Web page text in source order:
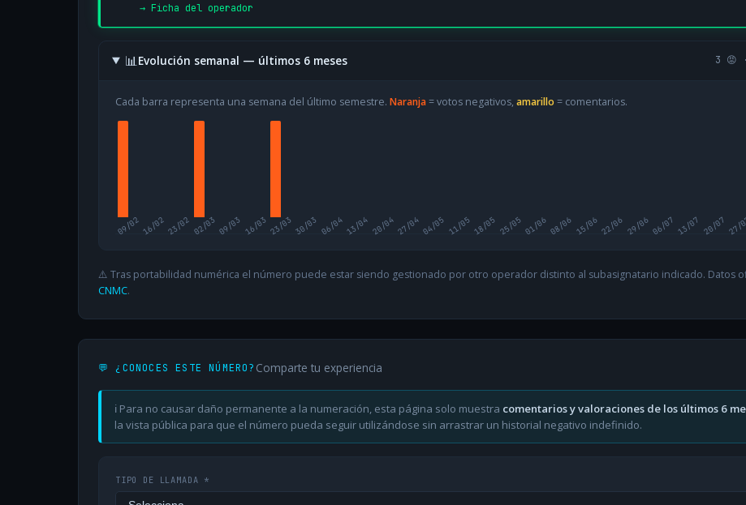
→ Ficha del operador
📊Evolución semanal — últimos 6 meses 3 😡
Cada barra representa una semana del último semestre. Naranja= votos negativos, amarillo = comentarios.
09/0216/0223/02 02/03 09/03 16/03 23/03 30/03 06/0413/04 20/0427/0404/05 11/0518/05 25/0501/0608/06 15/0622/06 29/0606/07 13/07 20/07 27/
⚠️ Tras portabilidad numérica el número puede estar siendo gestionado por otro operador distinto al subasignatario indicado. Datos
CNMC.
💬 ¿CONOCES ESTE NÚMERO? Comparte tu experiencia
ℹ️ Para no causar daño permanente a la numeración, esta página solo muestra comentarios y valoraciones de los últimos 6
la vista pública para que el número pueda seguir utilizándose sin arrastrar un historial negativo indefinido.
TIPO DE LLAMADA *